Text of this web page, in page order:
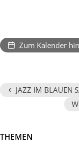
Zum Kalender
‹ JAZZ IM BLAUEN
THEMEN